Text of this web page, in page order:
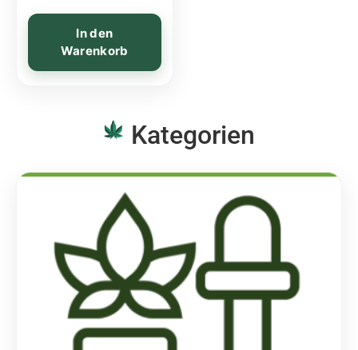
In den
Warenkorb
Kategorien